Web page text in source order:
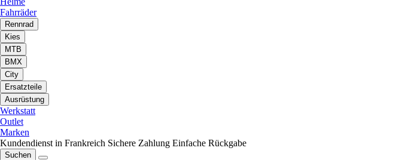
Fahrräder
Rennrad
Kies
MTB
BMX
City
Ersatzteile
Ausrüstung
Werkstatt
Outlet
Marken
Kundendienst in Frankreich Sichere Zahlung Einfache Rückgabe
Suchen